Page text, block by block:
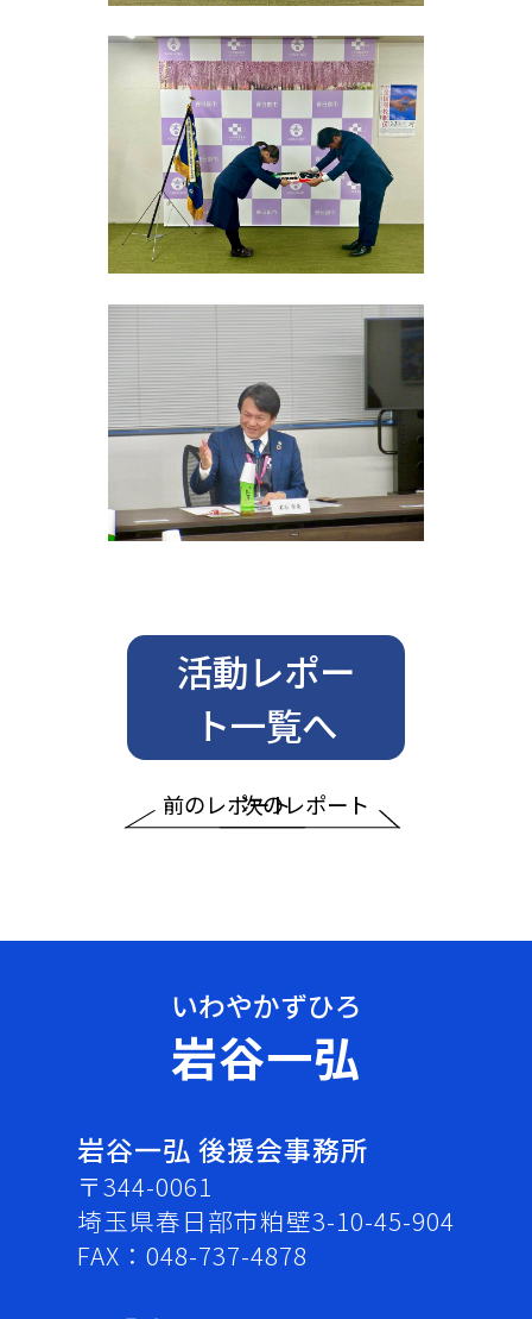
前のレポート
活動レポー
ト一覧へ
次のレポート
岩谷一弘
岩谷一弘 後援会事務所
〒344-0061
埼玉県春日部市粕壁3-10-45-904
FAX：048-737-4878